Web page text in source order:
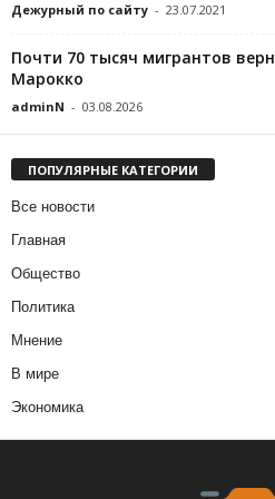
Дежурный по сайту - 23.07.2021
Почти 70 тысяч мигрантов
Марокко
adminN - 03.08.2026
ПОПУЛЯРНЫЕ КАТЕГОРИИ
Все новости
Главная
Общество
Политика
Мнение
В мире
Экономика